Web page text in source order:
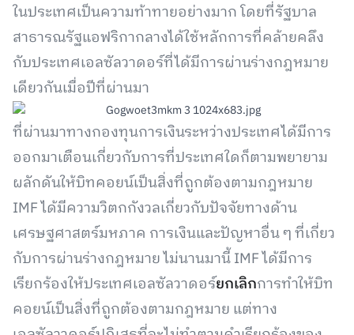
ในประเทศเป็นความท้าทายอย่างมาก โดยที่รัฐบาล
สาธารณรัฐแอฟริกากลางได้ใช้หลักการที่คล้ายคลึง
กับประเทศเอลซัลวาดอร์ที่ได้มีการผ่านร่างกฎหมาย
เดียวกันเมื่อปีที่ผ่านมา
ที่ผ่านมาทางกองทุนการเงินระหว่างประเทศได้มีการ
ออกมาเตือนเกี่ยวกับการที่ประเทศใดก็ตามพยายาม
ผลักดันให้บิทคอยน์เป็นสิ่งที่ถูกต้องตามกฎหมาย
IMF ได้มีความวิตกกังวลเกี่ยวกับปัจจัยทางด้าน
เศรษฐศาสตร์มหภาค การเงินและปัญหาอื่น ๆ ที่เกี่ยว
กับการผ่านร่างกฎหมาย ไม่นานมานี้ IMF ได้มีการ
เรียกร้องให้ประเทศเอลซัลวาดอร์ยกเลิกการทำให้บิท
คอยน์เป็นสิ่งที่ถูกต้องตามกฎหมาย แต่ทาง